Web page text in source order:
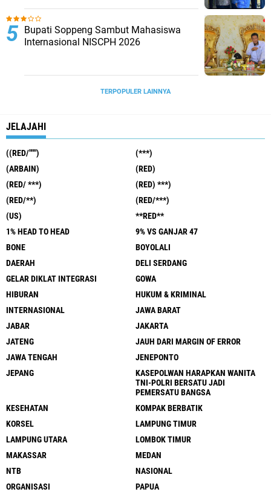
Bupati Soppeng Sambut Mahasiswa
Internasional NISCPH 2026
TERPOPULER LAINNYA
JELAJAHI
((RED/""")
(***)
(ARBAIN)
(RED)
(RED/ ***)
(RED) ***)
(RED/**)
(RED/***)
(US)
**RED**
1% HEAD TO HEAD
9% VS GANJAR 47
BONE
BOYOLALI
DAERAH
DELI SERDANG
GELAR DIKLAT INTEGRASI
GOWA
HIBURAN
HUKUM & KRIMINAL
INTERNASIONAL
JAWA BARAT
JABAR
JAKARTA
JATENG
JAUH DARI MARGIN OF ERROR
JAWA TENGAH
JENEPONTO
JEPANG
KASEPOLWAN HARAPKAN WANITA
TNI-POLRI BERSATU JADI
PEMERSATU BANGSA
KESEHATAN
KOMPAK BERBATIK
KORSEL
LAMPUNG TIMUR
LAMPUNG UTARA
LOMBOK TIMUR
MAKASSAR
MEDAN
NTB
NASIONAL
ORGANISASI
PAPUA